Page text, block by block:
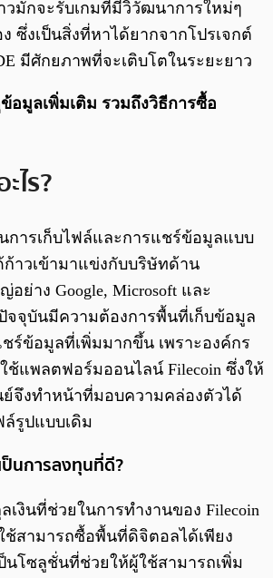
มักจะรับเกมที่มีวิวัฒนาการใหม่ๆ
ซึ่งเป็นสิ่งที่หาได้ยากจากโปรเจกต์
มีศักยภาพที่จะเติบโตในระยะยาว
อมูลเพิ่มเติม รวมถึงวิธีการซื้อ
ไร?
การเก็บไฟล์และการแชร์ข้อมูลแบบ
าวเข้ามาแข่งกับบริษัทด้าน
ย่าง Google, Microsoft และ
ปัจจุบันมีความต้องการพื้นที่เก็บข้อมูล
ร์ข้อมูลที่เพิ่มมากขึ้น เพราะองค์กร
ช้แพลตฟอร์มออนไลน์ Filecoin ซึ่งให้
จึงทำหน้าที่มอบความคล่องตัวได้
ล์รูปแบบเดิม
ป็นการลงทุนที่ดี?
เงินที่ช่วยในการทำงานของ Filecoin
ช้สามารถซื้อพื้นที่ดิจิตอลได้เพียง
นโซลูชั่นที่ช่วยให้ผู้ใช้สามารถเพิ่ม